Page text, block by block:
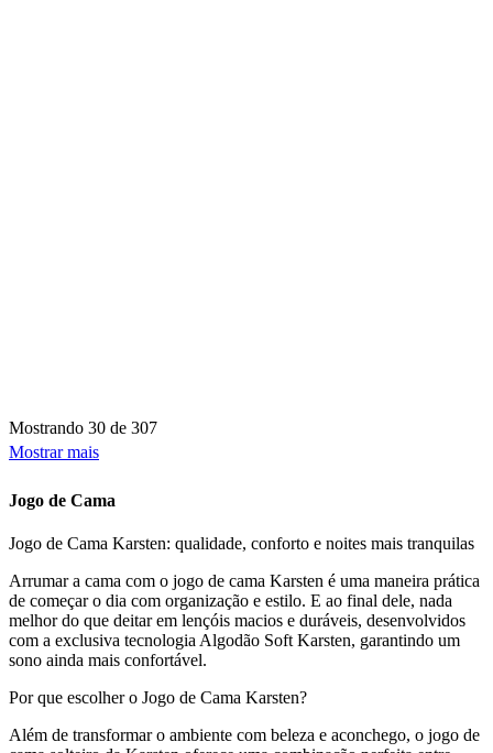
Mostrando 30 de 307
Mostrar mais
Jogo de Cama
Jogo de Cama Karsten: qualidade, conforto e noites mais tranquilas
Arrumar a cama com o jogo de cama Karsten é uma maneira prática
de começar o dia com organização e estilo. E ao final dele, nada
melhor do que deitar em lençóis macios e duráveis, desenvolvidos
com a exclusiva tecnologia Algodão Soft Karsten, garantindo um
sono ainda mais confortável.
Por que escolher o Jogo de Cama Karsten?
Além de transformar o ambiente com beleza e aconchego, o jogo de